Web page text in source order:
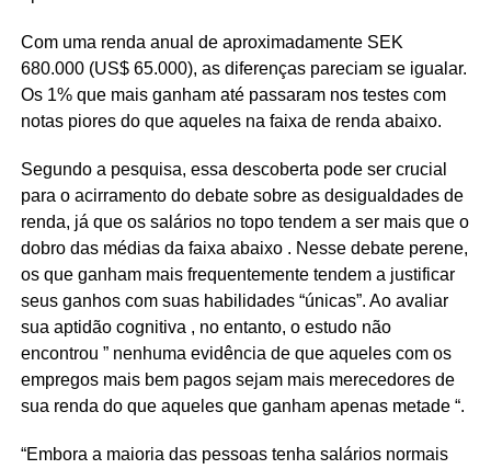
Com uma renda anual de aproximadamente SEK
680.000 (US$ 65.000), as diferenças pareciam se igualar.
Os 1% que mais ganham até passaram nos testes com
notas piores do que aqueles na faixa de renda abaixo.
Segundo a pesquisa, essa descoberta pode ser crucial
para o acirramento do debate sobre as desigualdades de
renda, já que os salários no topo tendem a ser mais que o
dobro das médias da faixa abaixo . Nesse debate perene,
os que ganham mais frequentemente tendem a justificar
seus ganhos com suas habilidades “únicas”. Ao avaliar
sua aptidão cognitiva , no entanto, o estudo não
encontrou ” nenhuma evidência de que aqueles com os
empregos mais bem pagos sejam mais merecedores de
sua renda do que aqueles que ganham apenas metade “.
“Embora a maioria das pessoas tenha salários normais